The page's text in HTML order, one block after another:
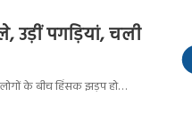
उड़ीं पगड़ियां, चली
लोगों के बीच हिंसक झड़प हो…